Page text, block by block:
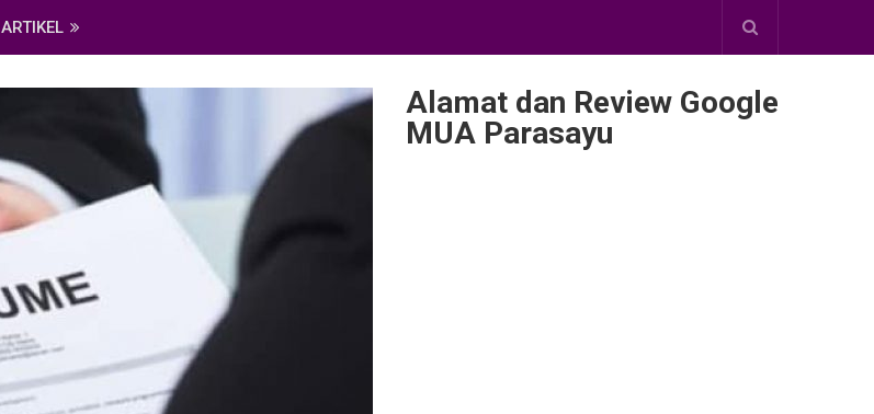
ARTIKEL
Alamat dan Review Google
MUA Parasayu